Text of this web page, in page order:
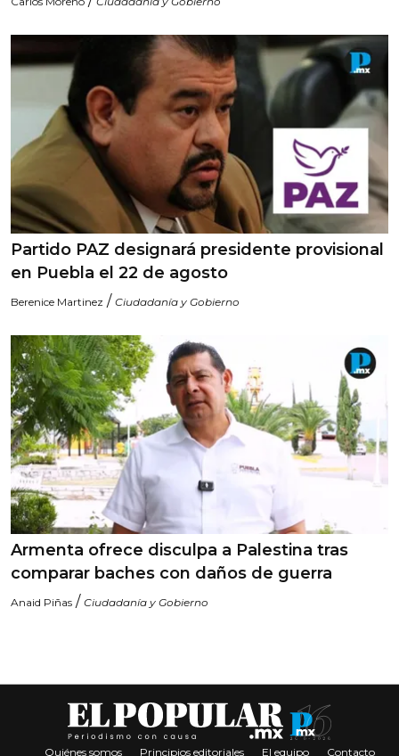
Partido PAZ designará presidente provisional
en Puebla el 22 de agosto
Berenice Martinez / Ciudadanía y Gobierno
Armenta ofrece disculpa a Palestina tras
comparar baches con daños de guerra
Anaid Piñas / Ciudadanía y Gobierno
Quiénes somos Principios editoriales El equipo Contacto